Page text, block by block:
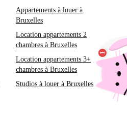
Appartements à louer à
Bruxelles
Location appartements 2
chambres à Bruxelles
Location appartements 3+
chambres à Bruxelles
Studios à louer à Bruxelles